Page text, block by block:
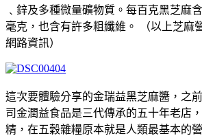
﹑鋅及多種微量礦物質。每百克黑芝麻
毫克，也含有許多粗纖維。 （以上芝麻
網路資訊）
這次要體驗分享的金瑞益黑芝麻醬，之
司金潤益食品是三代傳承的五十年老店
精，在五穀雜糧原本就是人類最基本的